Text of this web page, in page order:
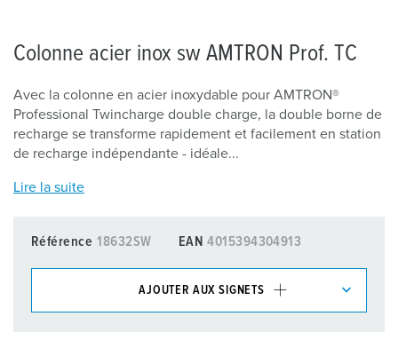
Colonne acier inox sw AMTRON Prof. TC
Avec la colonne en acier inoxydable pour AMTRON®
Professional Twincharge double charge, la double borne de
recharge se transforme rapidement et facilement en station
de recharge indépendante - idéale...
Lire la suite
Référence 18632SW EAN 4015394304913
AJOUTER AUX SIGNETS